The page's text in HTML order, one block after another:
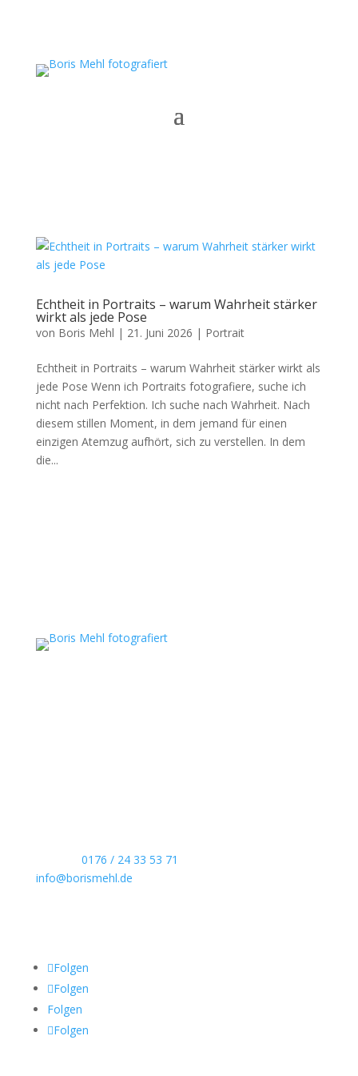
Echtheit in Portraits – warum Wahrheit stärker
wirkt als jede Pose
von Boris Mehl | 21. Juni 2026 | Portrait
Echtheit in Portraits – warum Wahrheit stärker wirkt als
jede Pose Wenn ich Portraits fotografiere, suche ich
nicht nach Perfektion. Ich suche nach Wahrheit. Nach
diesem stillen Moment, in dem jemand für einen
einzigen Atemzug aufhört, sich zu verstellen. In dem
die...
0176 / 24 33 53 71
info@borismehl.de
Folgen
Folgen
Folgen
Folgen